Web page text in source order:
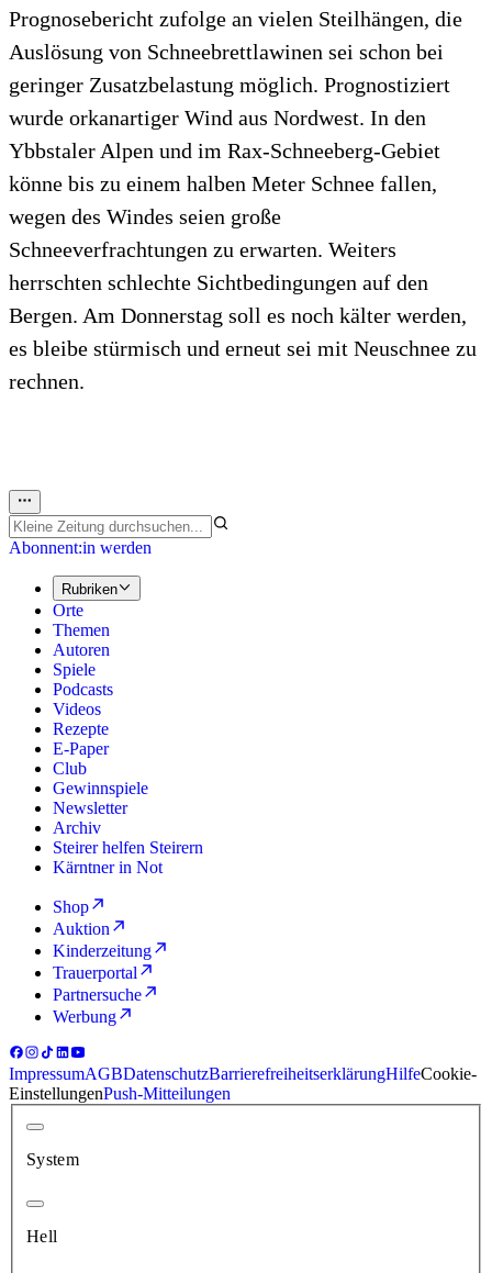
Prognosebericht zufolge an vielen Steilhängen, die
Auslösung von Schneebrettlawinen sei schon bei
geringer Zusatzbelastung möglich. Prognostiziert
wurde orkanartiger Wind aus Nordwest. In den
Ybbstaler Alpen und im Rax-Schneeberg-Gebiet
könne bis zu einem halben Meter Schnee fallen,
wegen des Windes seien große
Schneeverfrachtungen zu erwarten. Weiters
herrschten schlechte Sichtbedingungen auf den
Bergen. Am Donnerstag soll es noch kälter werden,
es bleibe stürmisch und erneut sei mit Neuschnee zu
rechnen.
Abonnent:in werden
Rubriken
Orte
Themen
Autoren
Spiele
Podcasts
Videos
Rezepte
E-Paper
Club
Gewinnspiele
Newsletter
Archiv
Steirer helfen Steirern
Kärntner in Not
Shop
Auktion
Kinderzeitung
Trauerportal
Partnersuche
Werbung
ImpressumAGBDatenschutzBarrierefreiheitserklärungHilfeCookie-
EinstellungenPush-Mitteilungen
System
Hell